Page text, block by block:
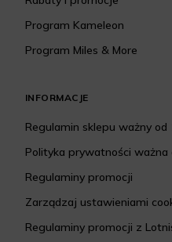
Program Kameleon
Program Miles & More
INFORMACJE
Regulamin sklepu ważny od
Polityka prywatności ważna
Regulaminy promocji
Zarządzaj ustawieniami
Regulaminy promocji z